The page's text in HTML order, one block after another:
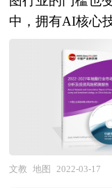
了最专业的研究
研究咨询报告由
量周密的市场调
局、国家商务部
心、国务院发展
业信息中心、中
究网以及国内外
研究资料。本报
况进行了深入透
中，拥有AI核心
则捉襟见肘，核
的，人力密集型
高精地图为例，
能车联等应用爆
有几十家拥有甲
做高精地图的却
与处理量远大于
文教 地图 2022-03-17